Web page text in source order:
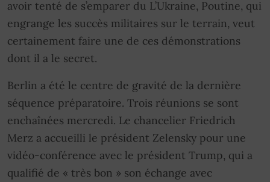
avoir tenté de s’emparer du L’Ukraine, Poutine, qui
engrange les succès militaires sur le terrain, veut
certainement faire une de ces démonstrations
dont il a le secret.
Berlin a été le centre de gravité de la dernière
séquence préparatoire. Trois réunions se sont
enchaînées mercredi. Le chancelier Friedrich
Merz a accueilli le président Zelensky pour une
vidéo-conférence avec le président Trump, qui a
qualifié de « très bon » son échange avec